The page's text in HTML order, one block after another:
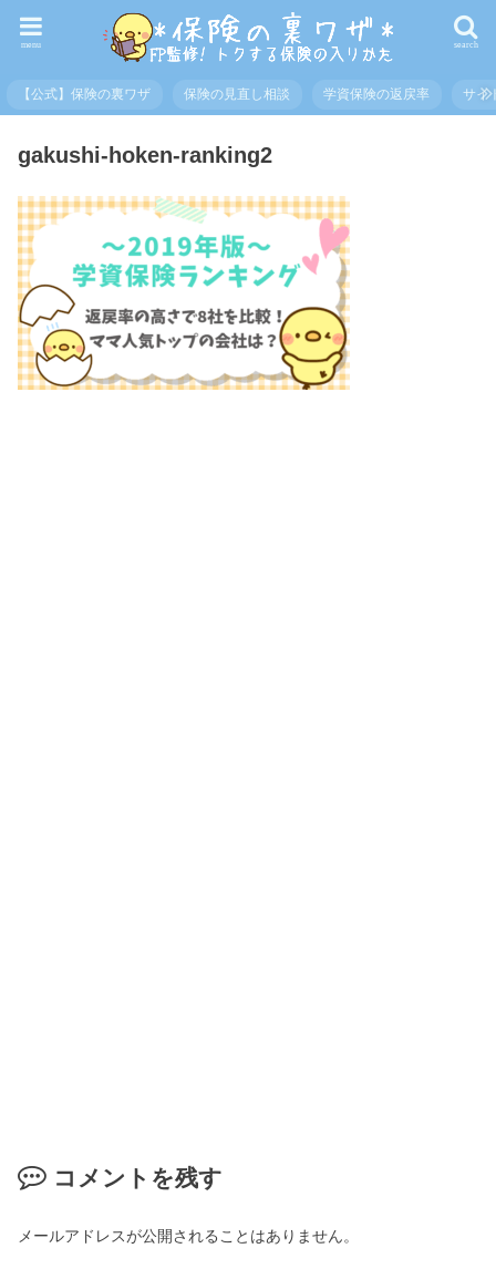
search
menu
【公式】保険の裏ワザ 保険の見直し相談 学資保険の返戻率 サイ
gakushi-hoken-ranking2
コメントを残す
メールアドレスが公開されることはありません。